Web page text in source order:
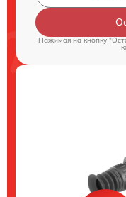
Нажимая на кнопку